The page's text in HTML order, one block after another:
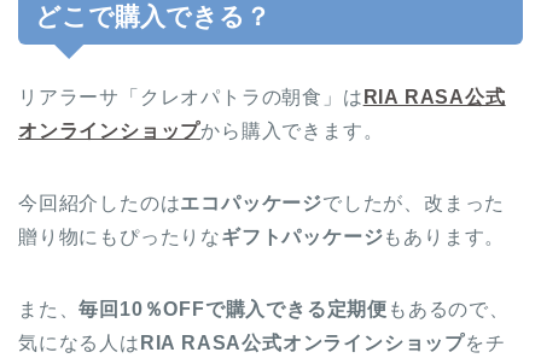
どこで購入できる？
リアラーサ「クレオパトラの朝食」は RIA RASA公式
オンラインショップから購入できます。
今回紹介したのはエコパッケージでしたが、改まった
贈り物にもぴったりなギフトパッケージもあります。
また、毎回10％OFFで購入できる定期便 もあるので、
気になる人は RIA RASA公式オンラインショップをチ